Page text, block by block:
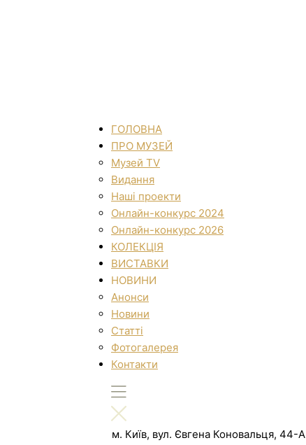
ГОЛОВНА
ПРО МУЗЕЙ
Музей TV
Видання
Наші проекти
Онлайн-конкурс 2024
Онлайн-конкурс 2026
КОЛЕКЦІЯ
ВИСТАВКИ
НОВИНИ
Анонси
Новини
Статті
Фотогалерея
Контакти
м. Київ, вул. Євгена Коновальця, 44-А